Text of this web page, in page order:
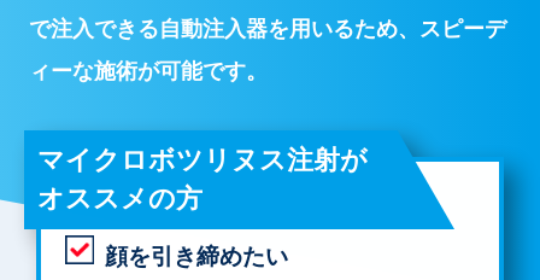
で注入できる自動注入器を用いるため、スピーデ
ィーな施術が可能です。
マイクロボツリヌス注射が
オススメの方
顔を引き締めたい